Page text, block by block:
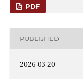
PDF
PUBLISHED
2026-03-20